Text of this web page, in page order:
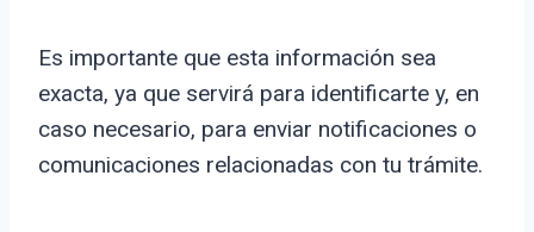
Es importante que esta información sea
exacta, ya que servirá para identificarte y, en
caso necesario, para enviar notificaciones o
comunicaciones relacionadas con tu trámite.